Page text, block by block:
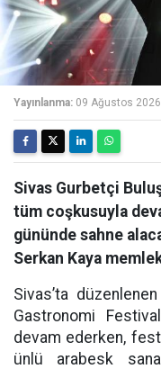
Yayınlanma: 09 Ağustos
Sivas Gurbetçi
tüm coşkusuyla
gününde sahne
Serkan Kaya
Sivas’ta
Gastronomi
devam ederken,
ünlü arabesk